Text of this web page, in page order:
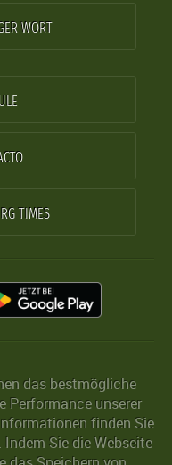
WORT
TIMES
das bestmögliche
Performance unserer
finden Sie
Indem Sie die Webseite